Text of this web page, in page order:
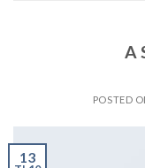
A
POSTED
13